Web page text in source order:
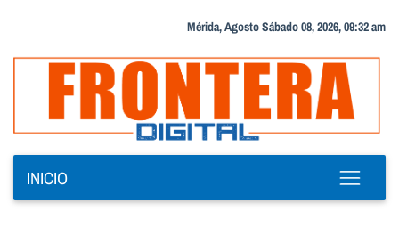
Mérida, Agosto Sábado 08, 2026, 09:32 am
INICIO